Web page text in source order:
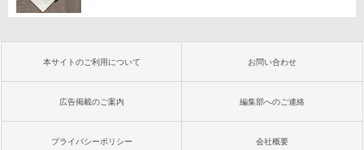
本サイトのご利用について お問い合わせ
広告掲載のご案内 編集部へのご連絡
プライバシーポリシー 会社概要